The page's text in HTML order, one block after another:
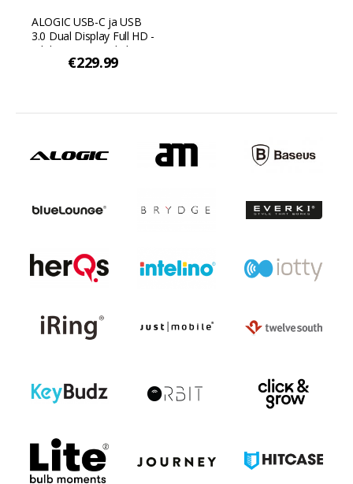
ALOGIC USB-C ja USB
3.0 Dual Display Full HD -
telakointiasema (kaksi
näyttöä) - Musta
€229.99